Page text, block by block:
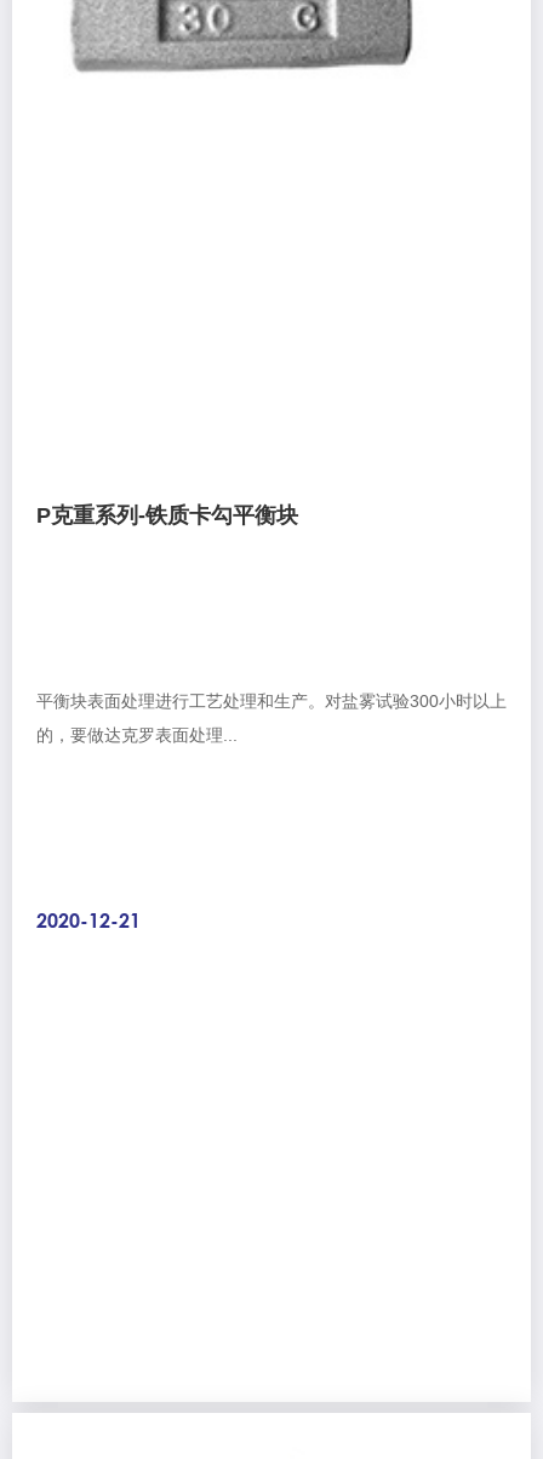
P克重系列-铁质卡勾平衡块
平衡块表面处理进行工艺处理和生产。对盐雾试验300小时以上
的，要做达克罗表面处理...
2020-12-21